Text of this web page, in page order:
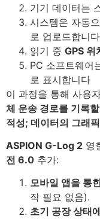
기기 데이터는
시스템은 자동
로 업로드합니다
읽기 중 GPS 위
PC 소프트웨어
로 표시합니다
이 과정을 통해 사용
체 운송 경로를 기록
적성; 데이터의 그래픽
ASPION G-Log 2 영
전 6.0 추가:
모바일 앱을 통
작 필요 없음).
초기 공장 상태